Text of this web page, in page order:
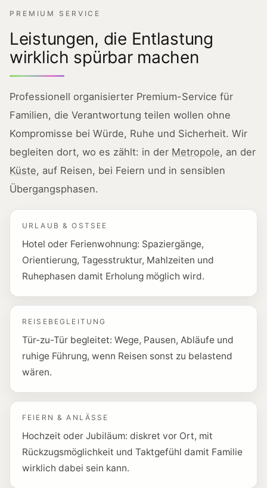
PREMIUM SERVICE
Leistungen, die Entlastung
wirklich spürbar machen
Professionell organisierter Premium-Service für
Familien, die Verantwortung teilen wollen ohne
Kompromisse bei Würde, Ruhe und Sicherheit. Wir
begleiten dort, wo es zählt: in der Metropole, an der
Küste, auf Reisen, bei Feiern und in sensiblen
Übergangsphasen.
URLAUB & OSTSEE
Hotel oder Ferienwohnung: Spaziergänge,
Orientierung, Tagesstruktur, Mahlzeiten und
Ruhephasen damit Erholung möglich wird.
REISEBEGLEITUNG
Tür-zu-Tür begleitet: Wege, Pausen, Abläufe und
ruhige Führung, wenn Reisen sonst zu belastend
wären.
FEIERN & ANLÄSSE
Hochzeit oder Jubiläum: diskret vor Ort, mit
Rückzugsmöglichkeit und Taktgefühl damit Familie
wirklich dabei sein kann.